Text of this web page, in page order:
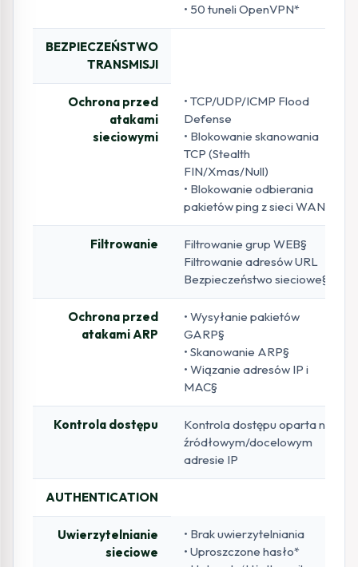
• 50 tuneli OpenVPN*
BEZPIECZEŃSTWO
TRANSMISJI
Ochrona przed
atakami
sieciowymi
• TCP/UDP/ICMP Flood
Defense
• Blokowanie skanowania
TCP (Stealth
FIN/Xmas/Null)
• Blokowanie odbierania
pakietów ping z sieci WAN
Filtrowanie
Filtrowanie grup WEB§
Filtrowanie adresów URL
Bezpieczeństwo sieciowe§
Ochrona przed
atakami ARP
• Wysyłanie pakietów
GARP§
• Skanowanie ARP§
• Wiązanie adresów IP i
MAC§
Kontrola dostępu
Kontrola dostępu oparta na
źródłowym/docelowym
adresie IP
AUTHENTICATION
Uwierzytelnianie
sieciowe
• Brak uwierzytelniania
• Uproszczone hasło*